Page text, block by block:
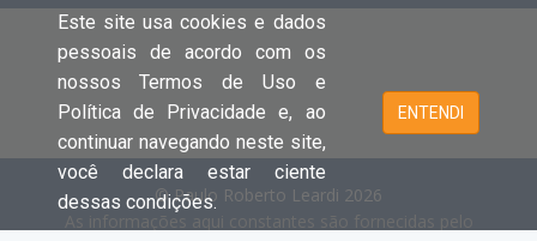
© Paulo Roberto Leardi 2026
Este site usa cookies e dados
pessoais de acordo com os
nossos Termos de Uso e
Política de Privacidade e, ao
continuar navegando neste site,
você declara estar ciente
dessas condições.
ENTENDI